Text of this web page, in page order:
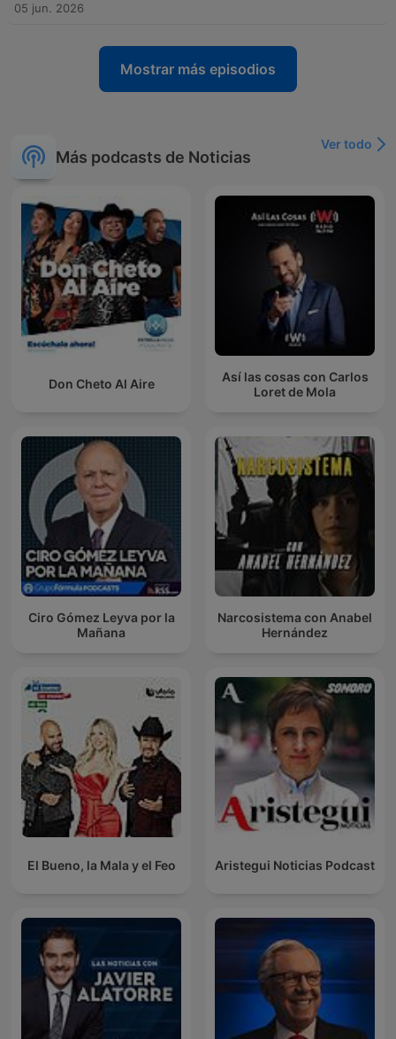
05 jun. 2026
Mostrar más episodios
Más podcasts de Noticias
Ver todo
Don Cheto Al Aire
Así las cosas con Carlos
Loret de Mola
Ciro Gómez Leyva por la
Mañana
Narcosistema con Anabel
Hernández
El Bueno, la Mala y el Feo Aristegui Noticias Podcast